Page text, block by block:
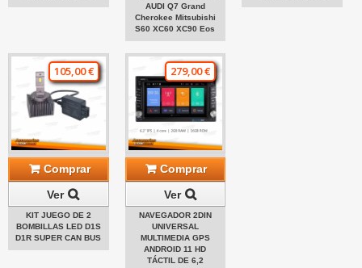
AUDI Q7 Grand
Cherokee Mitsubishi
S60 XC60 XC90 Eos
105,00 €
Comprar
Ver
KIT JUEGO DE 2
BOMBILLAS LED D1S
D1R SUPER CAN BUS
279,00 €
Comprar
Ver
NAVEGADOR 2DIN
UNIVERSAL
MULTIMEDIA GPS
ANDROID 11 HD
TÁCTIL DE 6,2